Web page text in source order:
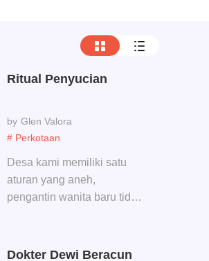
# Perkotaan
Ritual Penyucian
Glen Valora
Desa kami memiliki satu
aturan yang aneh,
pengantin wanita baru tidak
kewanitaan, jika tidak,
Dokter Dewi Beracun